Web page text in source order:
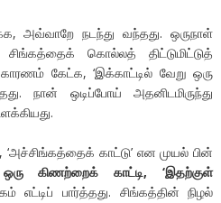
அவ்வாறே நடந்து வந்தது. ஒருநாள்
கொல்லத் திட்டுமிட்டுத்
கேட்க, ‘இக்காட்டில் வேறு ஒரு
நான் ஒடிப்போய் அதனிடமிருந்து
காட்டு’ என முயல் பின்
கிணற்றைக் காட்டி, ‘இதற்குள்
எட்டிப் பார்த்தது. சிங்கத்தின் நிழல்